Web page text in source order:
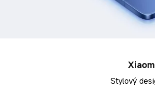
Stylový